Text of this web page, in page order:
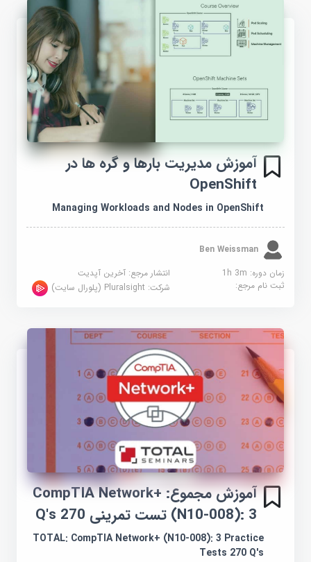
آموزش مدیریت بارها و گره ها در
OpenShift
Managing Workloads and Nodes in OpenShift
Ben Weissman
زمان دوره: 1h 3m
انتشار مرجع:آخرین آپدیت
ثبت نام مرجع:
شرکت:Pluralsight (پلورال سایت)
آموزش مجموع: CompTIA Network+
(N10-008): 3 تست تمرینی 270 Q's
TOTAL: CompTIA Network+ (N10-008): 3 Practice
Tests 270 Q's